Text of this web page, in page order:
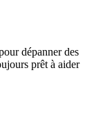
dépanner des
prêt à aider